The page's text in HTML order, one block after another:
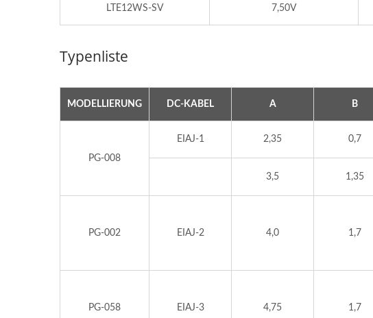
LTE12WS-SV 7,50V
Typenliste
MODELLIERUNG DC-KABEL A B
PG-008
EIAJ-1 2,35 0,7
3,5 1,35
PG-002 EIAJ-2 4,0 1,7
PG-058 EIAJ-3 4,75 1,7
300W IP67 Batterieladegerät